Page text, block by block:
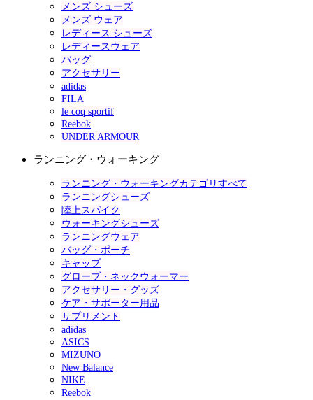
メンズ シューズ
メンズ ウェア
レディース シューズ
レディースウェア
バッグ
アクセサリー
adidas
FILA
le coq sportif
Reebok
UNDER ARMOUR
ランニング・ウォーキング
ランニング・ウォーキングカテゴリすべて
ランニングシューズ
陸上スパイク
ウォーキングシューズ
ランニングウェア
バッグ・ポーチ
キャップ
グローブ・ネックウォーマー
アクセサリー・グッズ
ケア・サポーター用品
サプリメント
adidas
ASICS
MIZUNO
New Balance
NIKE
Reebok